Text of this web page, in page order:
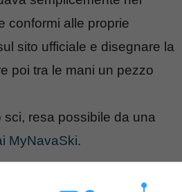
conformi alle proprie
sito ufficiale e disegnare la
poi tra le mani un pezzo
resa possibile da una
MyNavaSki.